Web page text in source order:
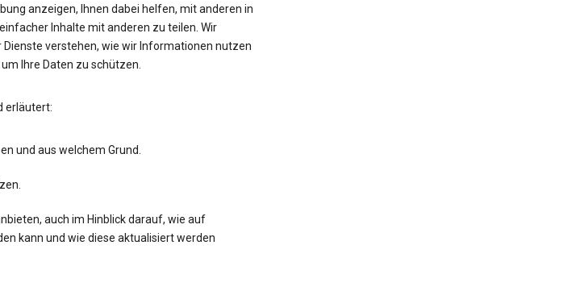
anzeigen, Ihnen dabei helfen, mit anderen in
Inhalte mit anderen zu teilen. Wir
verstehen, wie wir Informationen nutzen
Ihre Daten zu schützen.
erläutert:
und aus welchem Grund.
auch im Hinblick darauf, wie auf
kann und wie diese aktualisiert werden